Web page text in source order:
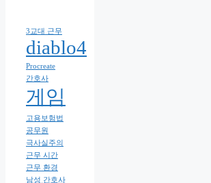
3교대 근무
diablo4
Procreate
간호사
게임
고용보험법
공무원
극사실주의
근무 시간
근무 환경
남성 간호사